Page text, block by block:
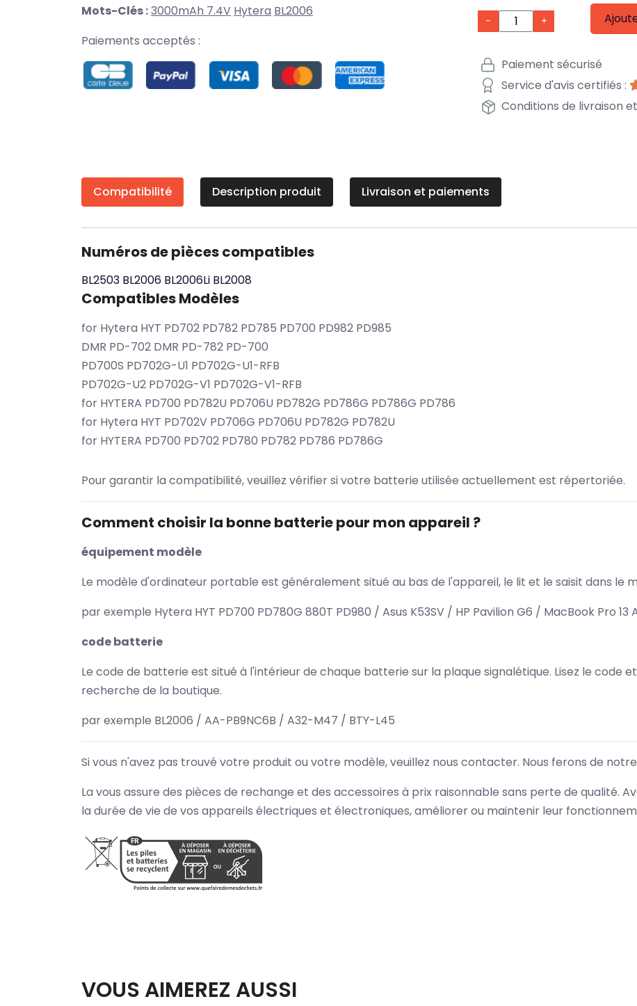
Mots-Clés :3000mAh 7.4V Hytera BL2006
Paiements acceptés :
- +
Paiement sécurisé
Service d'avis certifiés :
Conditions de livraison
Compatibilité Description produit Livraison et paiements
Numéros de pièces compatibles
BL2503 BL2006 BL2006Li BL2008
Compatibles Modèles
for Hytera HYT PD702 PD782 PD785 PD700 PD982 PD985
DMR PD-702 DMR PD-782 PD-700
PD700S PD702G-U1 PD702G-U1-RFB
PD702G-U2 PD702G-V1 PD702G-V1-RFB
for HYTERA PD700 PD782U PD706U PD782G PD786G PD786G PD786
for Hytera HYT PD702V PD706G PD706U PD782G PD782U
for HYTERA PD700 PD702 PD780 PD782 PD786 PD786G
Pour garantir la compatibilité, veuillez vérifier si votre batterie utilisée actuellement est répertoriée.
Comment choisir la bonne batterie pour mon appareil ?
équipement modèle
Le modèle d'ordinateur portable est généralement situé au bas de l'appareil, le lit et le saisit dans le
par exemple Hytera HYT PD700 PD780G 880T PD980 / Asus K53SV / HP Pavilion G6 / MacBook Pro 13
code batterie
Le code de batterie est situé à l'intérieur de chaque batterie sur la plaque signalétique. Lisez le code
recherche de la boutique.
par exemple BL2006 / AA-PB9NC6B / A32-M47 / BTY-L45
Si vous n'avez pas trouvé votre produit ou votre modèle, veuillez nous contacter. Nous ferons de
La vous assure des pièces de rechange et des accessoires à prix raisonnable sans perte de qualité.
la durée de vie de vos appareils électriques et électroniques, améliorer ou maintenir leur
VOUS AIMEREZ AUSSI